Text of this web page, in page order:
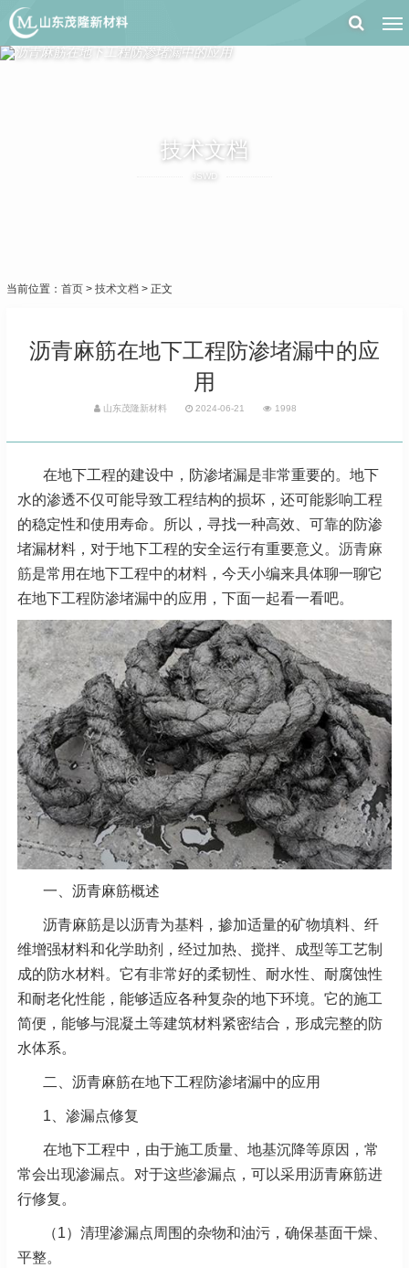
技术文档
JSWD
当前位置： 首页 > 技术文档 > 正文
沥青麻筋在地下工程防渗堵漏中的应
用
山东茂隆新材料 2024-06-21 1998
在地下工程的建设中，防渗堵漏是非常重要的。地下
水的渗透不仅可能导致工程结构的损坏，还可能影响工程
的稳定性和使用寿命。所以，寻找一种高效、可靠的防渗
堵漏材料，对于地下工程的安全运行有重要意义。 沥青麻
筋是常用在地下工程中的材料，今天小编来具体聊一聊它
在地下工程防渗堵漏中的应用，下面一起看一看吧。
一、沥青麻筋概述
沥青麻筋是以沥青为基料，掺加适量的矿物填料、纤
维增强材料和化学助剂，经过加热、搅拌、成型等工艺制
成的防水材料。它有非常好的柔韧性、耐水性、耐腐蚀性
和耐老化性能，能够适应各种复杂的地下环境。它的施工
简便，能够与混凝土等建筑材料紧密结合，形成完整的防
水体系。
二、沥青麻筋在地下工程防渗堵漏中的应用
1、渗漏点修复
在地下工程中，由于施工质量、地基沉降等原因，常
常会出现渗漏点。对于这些渗漏点，可以采用沥青麻筋进
行修复。
（1）清理渗漏点周围的杂物和油污，确保基面干燥、
平整。